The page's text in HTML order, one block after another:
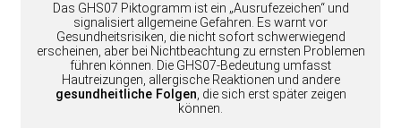
Das GHS07 Piktogramm ist ein „Ausrufezeichen“ und
signalisiert allgemeine Gefahren. Es warnt vor
Gesundheitsrisiken, die nicht sofort schwerwiegend
erscheinen, aber bei Nichtbeachtung zu ernsten Problemen
führen können. Die GHS07-Bedeutung umfasst
Hautreizungen, allergische Reaktionen und andere
gesundheitliche Folgen , die sich erst später zeigen
können.